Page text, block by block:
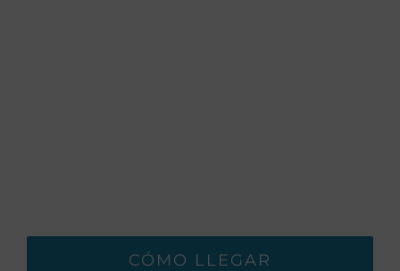
CÓMO LLEGAR